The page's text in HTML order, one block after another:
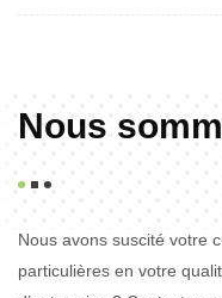
Nous
Nous avons suscité votre
particulières en votre